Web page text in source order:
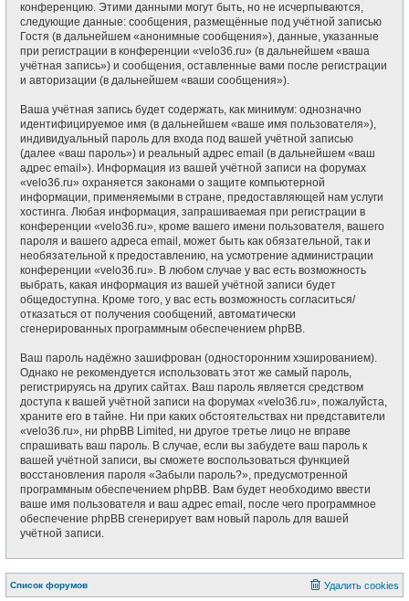
конференцию. Этими данными могут быть, но не исчерпываются,
следующие данные: сообщения, размещённые под учётной записью
Гостя (в дальнейшем «анонимные сообщения»), данные, указанные
при регистрации в конференции «velo36.ru» (в дальнейшем «ваша
учётная запись») и сообщения, оставленные вами после регистрации
и авторизации (в дальнейшем «ваши сообщения»).
Ваша учётная запись будет содержать, как минимум: однозначно
идентифицируемое имя (в дальнейшем «ваше имя пользователя»),
индивидуальный пароль для входа под вашей учётной записью
(далее «ваш пароль») и реальный адрес email (в дальнейшем «ваш
адрес email»). Информация из вашей учётной записи на форумах
«velo36.ru» охраняется законами о защите компьютерной
информации, применяемыми в стране, предоставляющей нам услуги
хостинга. Любая информация, запрашиваемая при регистрации в
конференции «velo36.ru», кроме вашего имени пользователя, вашего
пароля и вашего адреса email, может быть как обязательной, так и
необязательной к предоставлению, на усмотрение администрации
конференции «velo36.ru». В любом случае у вас есть возможность
выбрать, какая информация из вашей учётной записи будет
общедоступна. Кроме того, у вас есть возможность согласиться/
отказаться от получения сообщений, автоматически
сгенерированных программным обеспечением phpBB.
Ваш пароль надёжно зашифрован (односторонним хэшированием).
Однако не рекомендуется использовать этот же самый пароль,
регистрируясь на других сайтах. Ваш пароль является средством
доступа к вашей учётной записи на форумах «velo36.ru», пожалуйста,
храните его в тайне. Ни при каких обстоятельствах ни представители
«velo36.ru», ни phpBB Limited, ни другое третье лицо не вправе
спрашивать ваш пароль. В случае, если вы забудете ваш пароль к
вашей учётной записи, вы сможете воспользоваться функцией
восстановления пароля «Забыли пароль?», предусмотренной
программным обеспечением phpBB. Вам будет необходимо ввести
ваше имя пользователя и ваш адрес email, после чего программное
обеспечение phpBB сгенерирует вам новый пароль для вашей
учётной записи.
Список форумов Удалить cookies